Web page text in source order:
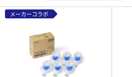
メーカーコラボ